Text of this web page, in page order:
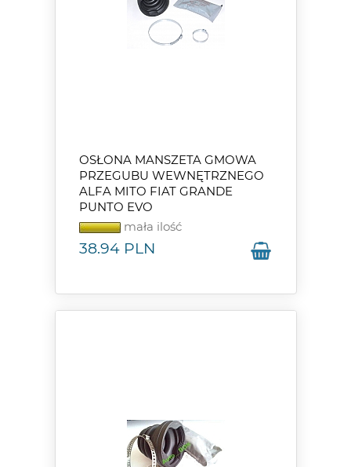
OSŁONA MANSZETA GMOWA
PRZEGUBU WEWNĘTRZNEGO
ALFA MITO FIAT GRANDE
PUNTO EVO
mała ilość
38.94 PLN